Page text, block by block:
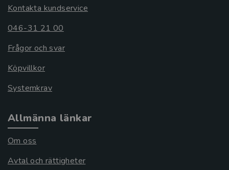
Kontakta kundservice
046-31 21 00
Frågor och svar
Köpvillkor
Systemkrav
Allmänna länkar
Om oss
Avtal och rättigheter